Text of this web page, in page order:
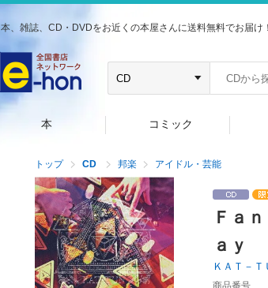
本、雑誌、CD・DVDをお近くの本屋さんに送料無料でお届け！
本 コミック
トップ CD 邦楽 アイドル・芸能
Ｆａ
ａｙ
ＫＡＴ－Ｔ
商品番号